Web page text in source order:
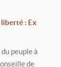
: Ex
peuple à
de